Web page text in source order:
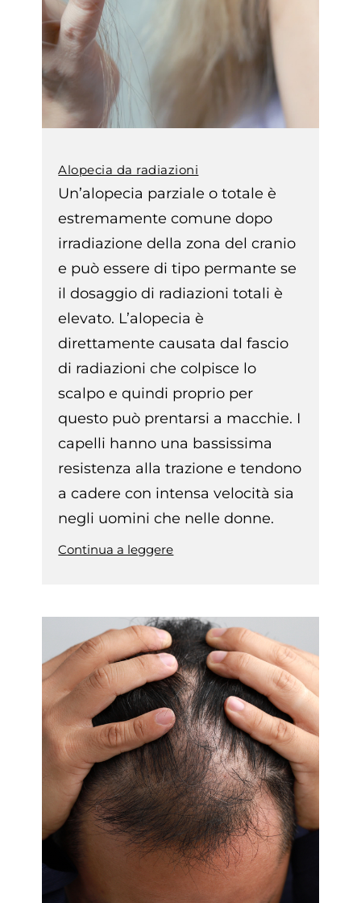
Alopecia da radiazioni
Un’alopecia parziale o totale è
estremamente comune dopo
irradiazione della zona del cranio
e può essere di tipo permante se
il dosaggio di radiazioni totali è
elevato. L’alopecia è
direttamente causata dal fascio
di radiazioni che colpisce lo
scalpo e quindi proprio per
questo può prentarsi a macchie. I
capelli hanno una bassissima
resistenza alla trazione e tendono
a cadere con intensa velocità sia
negli uomini che nelle donne.
Continua a leggere